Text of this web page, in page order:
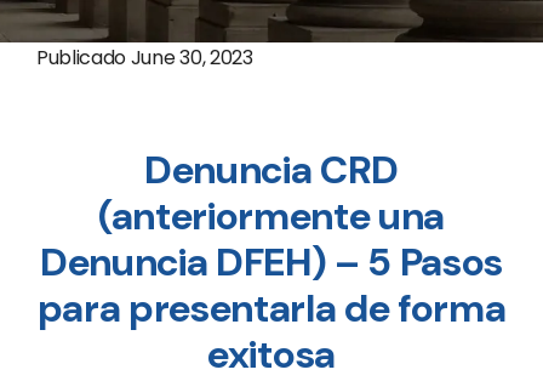
PublicadoJune 30, 2023
Denuncia CRD
(anteriormente una
Denuncia DFEH) – 5 Pasos
para presentarla de forma
exitosa